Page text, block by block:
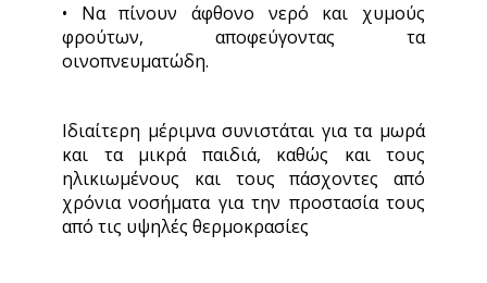
• Να πίνουν άφθονο νερό και χυμούς
φρούτων, αποφεύγοντας τα
οινοπνευματώδη.
Ιδιαίτερη μέριμνα συνιστάται για τα μωρά
και τα μικρά παιδιά, καθώς και τους
ηλικιωμένους και τους πάσχοντες από
χρόνια νοσήματα για την προστασία τους
από τις υψηλές θερμοκρασίες